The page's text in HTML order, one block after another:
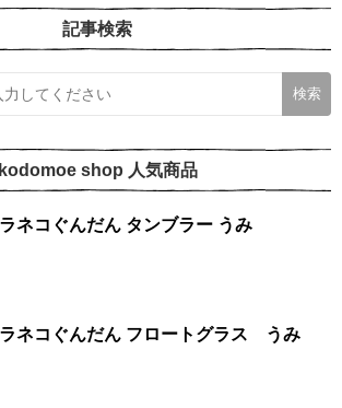
記事検索
kodomoe shop 人気商品
ノラネコぐんだん タンブラー うみ
ノラネコぐんだん フロートグラス うみ